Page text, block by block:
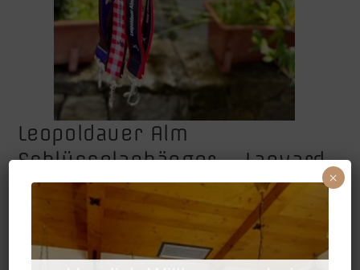
Leopoldauer Alm
Schlüsselanhänger – Lanyard
8,00 €
3 Motive zur Auswahl
×